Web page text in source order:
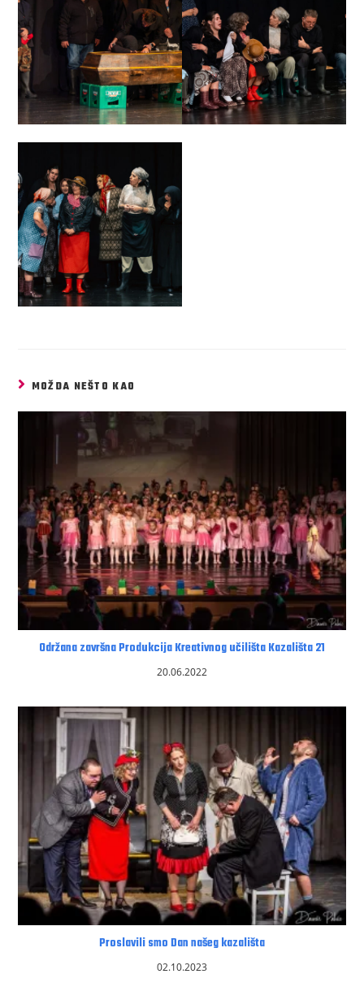
MOŽDA NEŠTO KAO
Održana završna Produkcija Kreativnog učilišta Kazališta 21
20.06.2022
Proslavili smo Dan našeg kazališta
02.10.2023